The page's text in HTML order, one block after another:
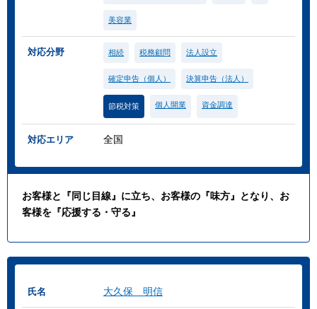
美容業
対応分野 相続 税務顧問 法人設立
確定申告（個人） 決算申告（法人）
節税対策 個人開業 資金調達
対応エリア 全国
お客様と『同じ目線』に立ち、お客様の『味方』となり、お
客様を『応援する・守る』
氏名 大久保 明信